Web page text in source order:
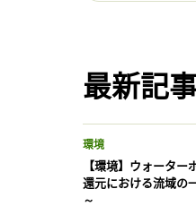
最新記
環境
【環境】ウォータ
還元における流域の
～